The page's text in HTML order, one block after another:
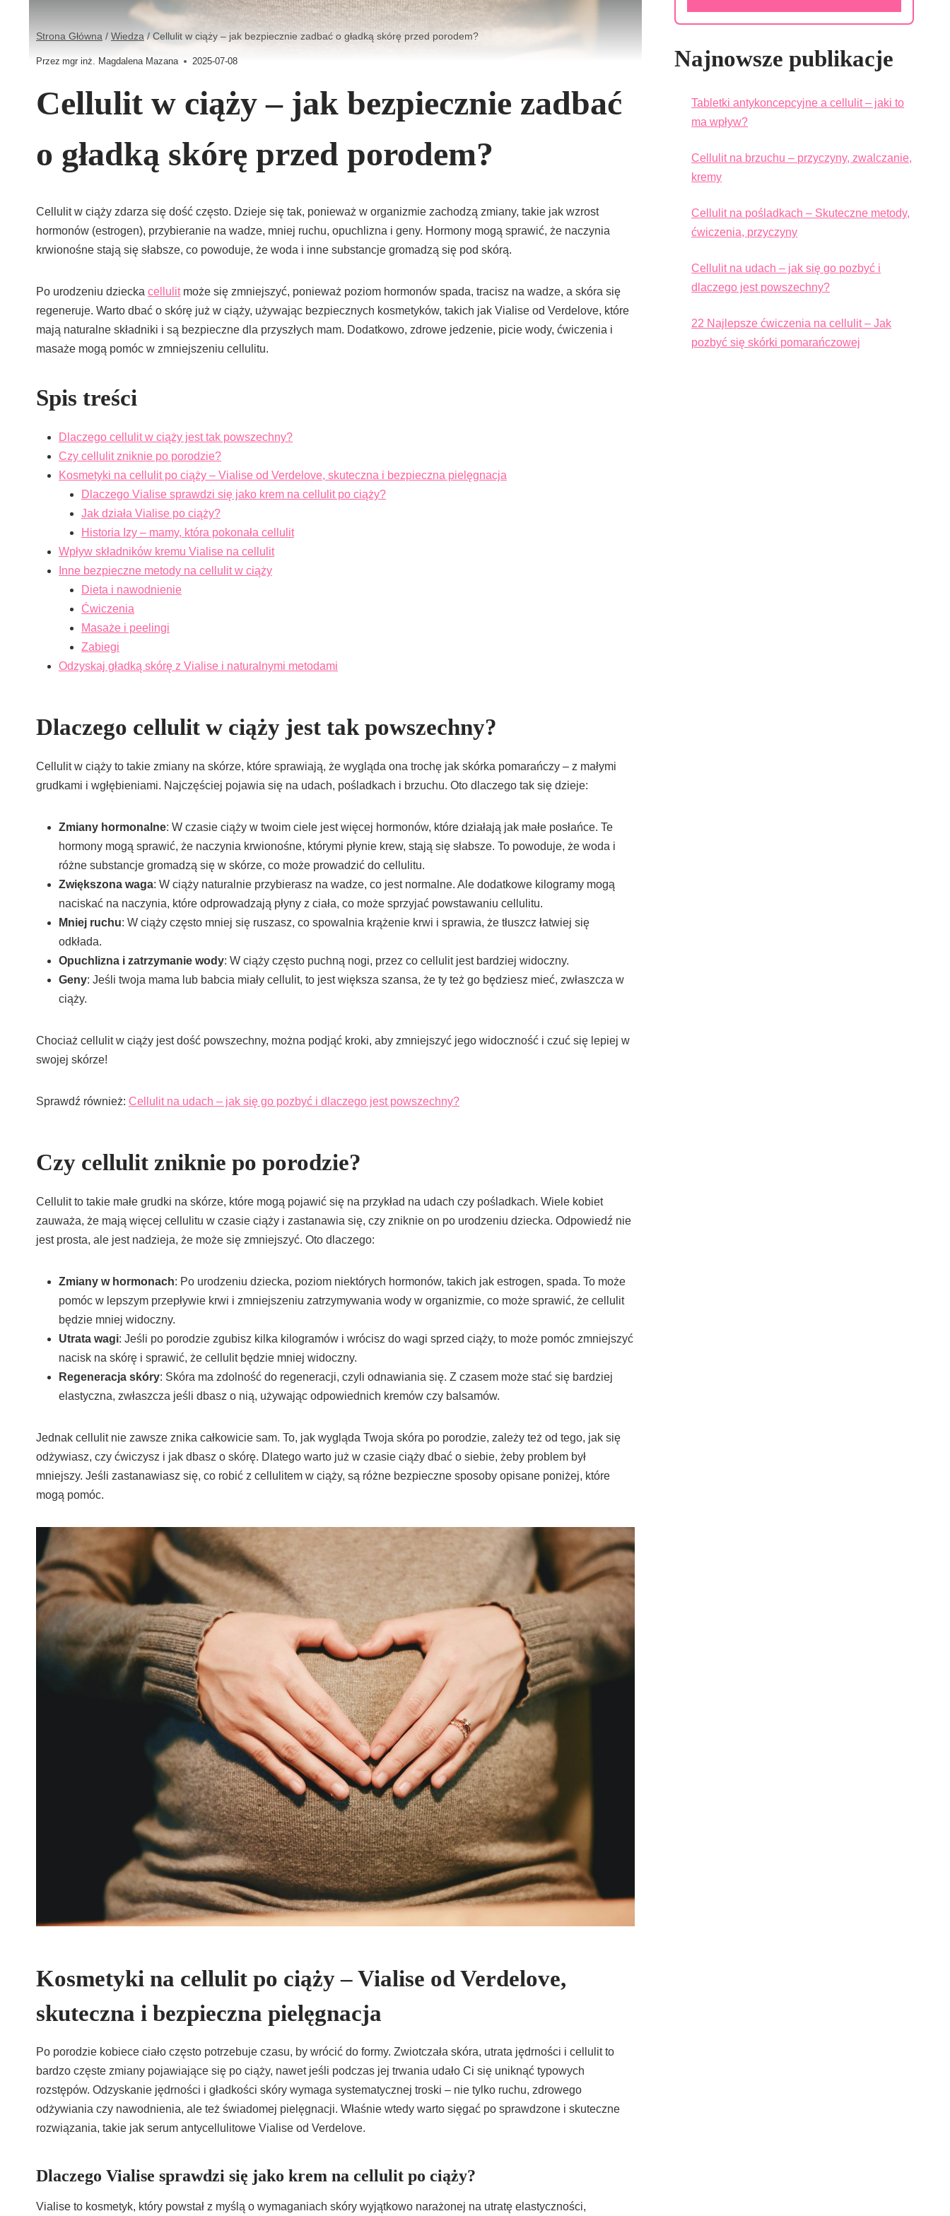
Strona Główna / Wiedza / Cellulit w ciąży – jak bezpiecznie zadbać o gładką skórę przed porodem?
Przez mgr inż. Magdalena Mazana 2025-07-08
Cellulit w ciąży – jak bezpiecznie zadbać
o gładką skórę przed porodem?
Cellulit w ciąży zdarza się dość często. Dzieje się tak, ponieważ w organizmie zachodzą zmiany, takie jak wzrost
hormonów (estrogen), przybieranie na wadze, mniej ruchu, opuchlizna i geny. Hormony mogą sprawić, że naczynia
krwionośne stają się słabsze, co powoduje, że woda i inne substancje gromadzą się pod skórą.
Po urodzeniu dziecka cellulitmoże się zmniejszyć, ponieważ poziom hormonów spada, tracisz na wadze, a skóra się
regeneruje. Warto dbać o skórę już w ciąży, używając bezpiecznych kosmetyków, takich jak Vialise od Verdelove, które
mają naturalne składniki i są bezpieczne dla przyszłych mam. Dodatkowo, zdrowe jedzenie, picie wody, ćwiczenia i
masaże mogą pomóc w zmniejszeniu cellulitu.
Spis treści
Dlaczego cellulit w ciąży jest tak powszechny?
Czy cellulit zniknie po porodzie?
Kosmetyki na cellulit po ciąży – Vialise od Verdelove, skuteczna i bezpieczna pielęgnacja
Dlaczego Vialise sprawdzi się jako krem na cellulit po ciąży?
Jak działa Vialise po ciąży?
Historia Izy – mamy, która pokonała cellulit
Wpływ składników kremu Vialise na cellulit
Inne bezpieczne metody na cellulit w ciąży
Dieta i nawodnienie
Ćwiczenia
Masaże i peelingi
Zabiegi
Odzyskaj gładką skórę z Vialise i naturalnymi metodami
Dlaczego cellulit w ciąży jest tak powszechny?
Cellulit w ciąży to takie zmiany na skórze, które sprawiają, że wygląda ona trochę jak skórka pomarańczy – z małymi
grudkami i wgłębieniami. Najczęściej pojawia się na udach, pośladkach i brzuchu. Oto dlaczego tak się dzieje:
Zmiany hormonalne: W czasie ciąży w twoim ciele jest więcej hormonów, które działają jak małe posłańce. Te
hormony mogą sprawić, że naczynia krwionośne, którymi płynie krew, stają się słabsze. To powoduje, że woda i
różne substancje gromadzą się w skórze, co może prowadzić do cellulitu.
Zwiększona waga: W ciąży naturalnie przybierasz na wadze, co jest normalne. Ale dodatkowe kilogramy mogą
naciskać na naczynia, które odprowadzają płyny z ciała, co może sprzyjać powstawaniu cellulitu.
Mniej ruchu: W ciąży często mniej się ruszasz, co spowalnia krążenie krwi i sprawia, że tłuszcz łatwiej się
odkłada.
Opuchlizna i zatrzymanie wody: W ciąży często puchną nogi, przez co cellulit jest bardziej widoczny.
Geny: Jeśli twoja mama lub babcia miały cellulit, to jest większa szansa, że ty też go będziesz mieć, zwłaszcza w
ciąży.
Chociaż cellulit w ciąży jest dość powszechny, można podjąć kroki, aby zmniejszyć jego widoczność i czuć się lepiej w
swojej skórze!
Sprawdź również: Cellulit na udach – jak się go pozbyć i dlaczego jest powszechny?
Czy cellulit zniknie po porodzie?
Cellulit to takie małe grudki na skórze, które mogą pojawić się na przykład na udach czy pośladkach. Wiele kobiet
zauważa, że mają więcej cellulitu w czasie ciąży i zastanawia się, czy zniknie on po urodzeniu dziecka. Odpowiedź nie
jest prosta, ale jest nadzieja, że może się zmniejszyć. Oto dlaczego:
Zmiany w hormonach: Po urodzeniu dziecka, poziom niektórych hormonów, takich jak estrogen, spada. To może
pomóc w lepszym przepływie krwi i zmniejszeniu zatrzymywania wody w organizmie, co może sprawić, że cellulit
będzie mniej widoczny.
Utrata wagi: Jeśli po porodzie zgubisz kilka kilogramów i wrócisz do wagi sprzed ciąży, to może pomóc zmniejszyć
nacisk na skórę i sprawić, że cellulit będzie mniej widoczny.
Regeneracja skóry: Skóra ma zdolność do regeneracji, czyli odnawiania się. Z czasem może stać się bardziej
elastyczna, zwłaszcza jeśli dbasz o nią, używając odpowiednich kremów czy balsamów.
Jednak cellulit nie zawsze znika całkowicie sam. To, jak wygląda Twoja skóra po porodzie, zależy też od tego, jak się
odżywiasz, czy ćwiczysz i jak dbasz o skórę. Dlatego warto już w czasie ciąży dbać o siebie, żeby problem był
mniejszy. Jeśli zastanawiasz się, co robić z cellulitem w ciąży, są różne bezpieczne sposoby opisane poniżej, które
mogą pomóc.
Kosmetyki na cellulit po ciąży – Vialise od Verdelove,
skuteczna i bezpieczna pielęgnacja
Po porodzie kobiece ciało często potrzebuje czasu, by wrócić do formy. Zwiotczała skóra, utrata jędrności i cellulit to
bardzo częste zmiany pojawiające się po ciąży, nawet jeśli podczas jej trwania udało Ci się uniknąć typowych
rozstępów. Odzyskanie jędrności i gładkości skóry wymaga systematycznej troski – nie tylko ruchu, zdrowego
odżywiania czy nawodnienia, ale też świadomej pielęgnacji. Właśnie wtedy warto sięgać po sprawdzone i skuteczne
rozwiązania, takie jak serum antycellulitowe Vialise od Verdelove.
Dlaczego Vialise sprawdzi się jako krem na cellulit po ciąży?
Vialise to kosmetyk, który powstał z myślą o wymaganiach skóry wyjątkowo narażonej na utratę elastyczności,
Najnowsze publikacje
Tabletki antykoncepcyjne a cellulit – jaki to
ma wpływ?
Cellulit na brzuchu – przyczyny, zwalczanie,
kremy
Cellulit na pośladkach – Skuteczne metody,
ćwiczenia, przyczyny
Cellulit na udach – jak się go pozbyć i
dlaczego jest powszechny?
22 Najlepsze ćwiczenia na cellulit – Jak
pozbyć się skórki pomarańczowej